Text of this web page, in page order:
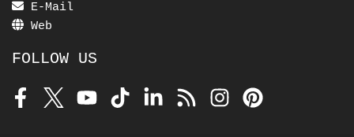
E-Mail
Web
FOLLOW US
FacebookTwitterYoutubeTikTokLinkedIn
RSS InstagramPinterest